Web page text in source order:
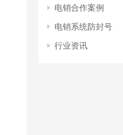
电销合作案例
电销系统防封号
行业资讯